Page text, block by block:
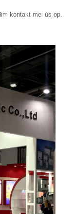
kontakt mei ús op.